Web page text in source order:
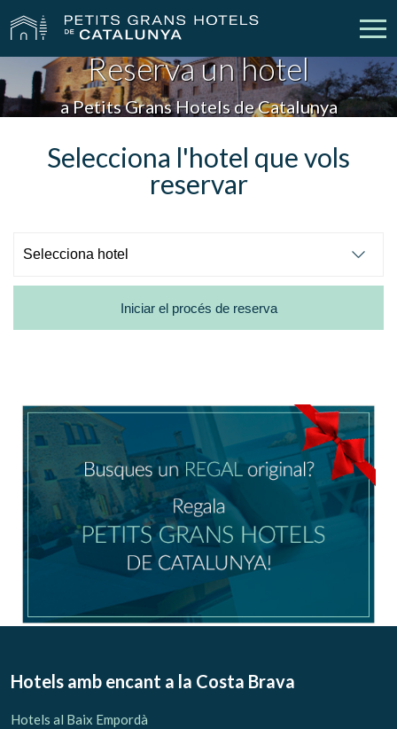
Els Nostres Hotels Escapades
Casaments
Descobreix Catalunya
Ubicació/nom de l'hotel
CA ES EN
Reserva un hotel
a Petits Grans Hotels de Catalunya
Selecciona l'hotel que vols
reservar
Iniciar el procés de reserva
Hotels amb encant a la Costa Brava
Hotels al Baix Empordà
Modificar cookies
Aquest lloc web utilitza cookies pròpies per recopilar
Si continua navegant, suposa l'acceptació de la instal·lació